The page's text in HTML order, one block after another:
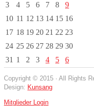
3
4 5 6 7 8
9
10 11 12 13 14 15 16
17 18 19 20 21 22 23
24 25 26 27 28 29 30
31 1 2 3 4 5 6
Copyright © 2015 · All Rights
Design: Kunsang
Mitglieder Login